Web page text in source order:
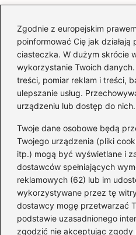
Zgodnie z europejskim
poinformować Cię jak
ciasteczka. W dużym skrócie
wykorzystanie Twoich
treści, pomiar reklam i treści,
ulepszanie usług.
urządzeniu lub dostęp do nich.
Twoje dane osobowe będą
Twojego urządzenia (pliki
itp.) mogą być wyświetlane i
dostawców spełniających
reklamowych (62) lub im
wykorzystywane przez tę
dostawcy mogę przetwarzać
podstawie uzasadnionego
zgodzić nie akceptując
Czy
Kategorie
Akumulator(74)
Benzyna i Diesel(87)
Motocykle(49)
Opony(81)
Prawo jazdy(77)
Samochody(238)